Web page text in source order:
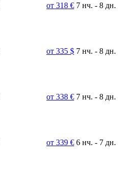
от 318 € 7 нч. - 8 дн.
от 335 $ 7 нч. - 8 дн.
от 338 € 7 нч. - 8 дн.
от 339 € 6 нч. - 7 дн.